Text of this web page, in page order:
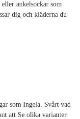
ankelsockar som
dig och kläderna du
som Ingela. Svårt vad
att Se olika varianter